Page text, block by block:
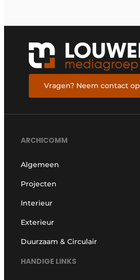
Vragen? Neem contact op
ARCHICOMM
Algemeen
Projecten
Interieur
Exterieur
Duurzaam & Circulair
HANDIGE LINKS